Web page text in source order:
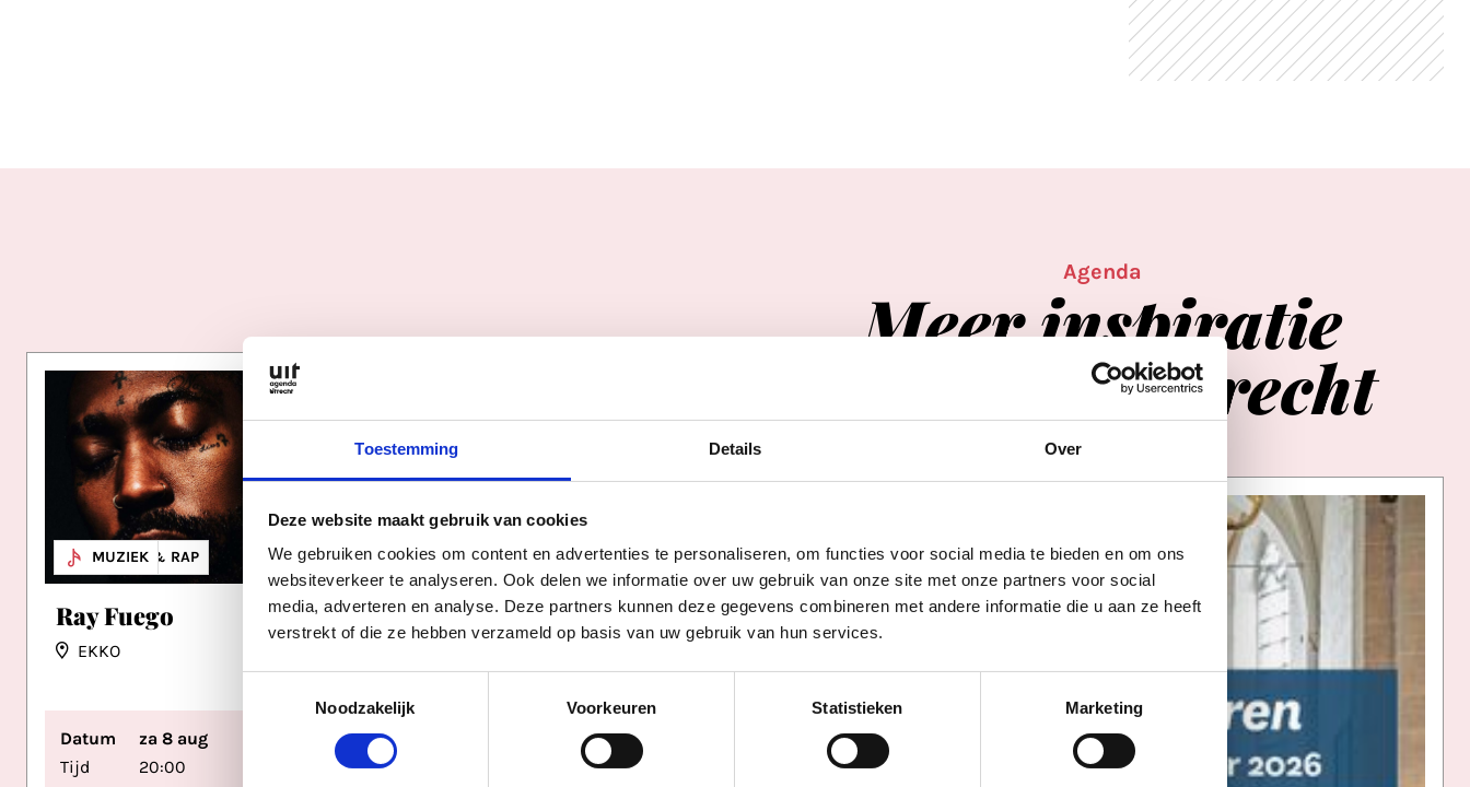
Toestemming Details Over
Deze website maakt gebruik van cookies
We gebruiken cookies om content en advertenties te personaliseren, om functies voor social media te bieden en om ons
websiteverkeer te analyseren. Ook delen we informatie over uw gebruik van onze site met onze partners voor social
media, adverteren en analyse. Deze partners kunnen deze gegevens combineren met andere informatie die u aan ze heeft
verstrekt of die ze hebben verzameld op basis van uw gebruik van hun services.
Noodzakelijk
Voorkeuren Statistieken Marketing
HIPHOP & RAP
MUZIEK
Ray Fuego
EKKO
Datum
za 8 aug
Tijd
20:00
MUZIEK
OVERIGE MUZIEK
Kerken Luisteren:
Wildrooster
Doopsgezinde Kerk
13:30 - 14:15
Agenda
Meerinspiratie
inUtrecht